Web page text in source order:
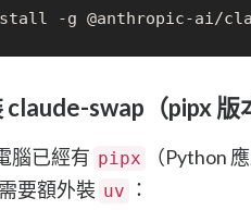
claude-swap（pipx 版
腦已經有 pipx
（Python
要額外裝 uv ：